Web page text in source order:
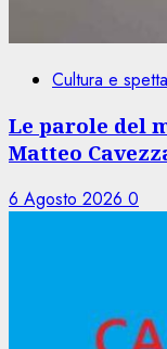
Cultura e
Le parole del
Matteo
6 Agosto 2026 0